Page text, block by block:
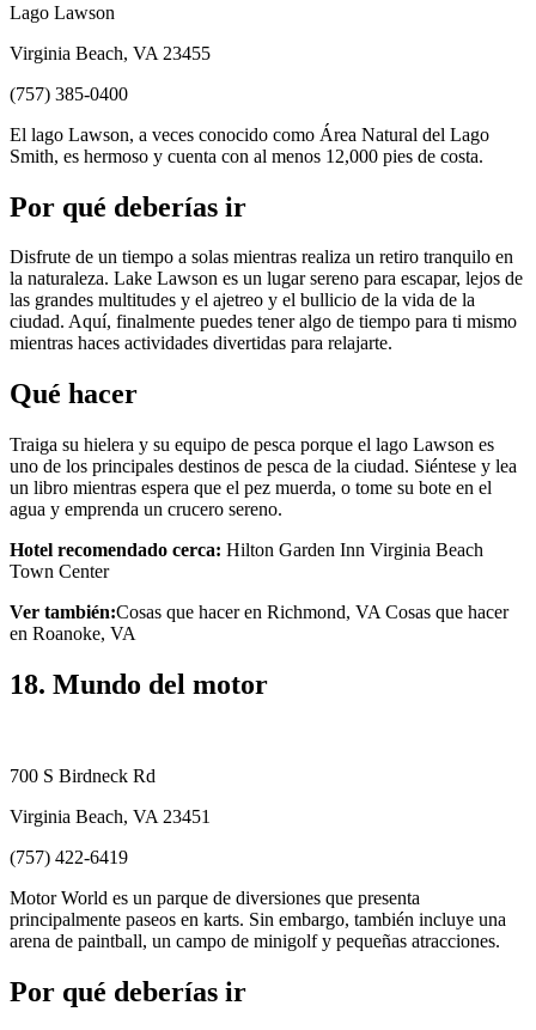
Lago Lawson
Virginia Beach, VA 23455
(757) 385-0400
El lago Lawson, a veces conocido como Área Natural del Lago
Smith, es hermoso y cuenta con al menos 12,000 pies de costa.
Por qué deberías ir
Disfrute de un tiempo a solas mientras realiza un retiro tranquilo en
la naturaleza. Lake Lawson es un lugar sereno para escapar, lejos de
las grandes multitudes y el ajetreo y el bullicio de la vida de la
ciudad. Aquí, finalmente puedes tener algo de tiempo para ti mismo
mientras haces actividades divertidas para relajarte.
Qué hacer
Traiga su hielera y su equipo de pesca porque el lago Lawson es
uno de los principales destinos de pesca de la ciudad. Siéntese y lea
un libro mientras espera que el pez muerda, o tome su bote en el
agua y emprenda un crucero sereno.
Hotel recomendado cerca: Hilton Garden Inn Virginia Beach
Town Center
Ver también:Cosas que hacer en Richmond, VA Cosas que hacer
en Roanoke, VA
18. Mundo del motor
700 S Birdneck Rd
Virginia Beach, VA 23451
(757) 422-6419
Motor World es un parque de diversiones que presenta
principalmente paseos en karts. Sin embargo, también incluye una
arena de paintball, un campo de minigolf y pequeñas atracciones.
Por qué deberías ir